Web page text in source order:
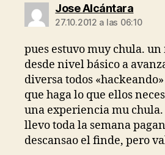
Jose Alcántaradice:
27.10.2012 a las 06:10
pues estuvo muy chula.
desde nivel básico a
diversa todos
que haga lo que ellos
una experiencia mu
llevo toda la semana
descansao el finde, pero